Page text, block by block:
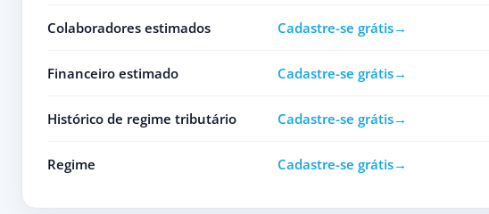
Colaboradores estimados Cadastre-se grátis
Financeiro estimado Cadastre-se grátis
Histórico de regime tributário Cadastre-se grátis
Regime Cadastre-se grátis